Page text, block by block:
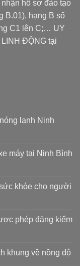
hồ sơ đào tạo
B.01), hạng B số
C1 lên C;… UY
ĐỘNG tại
lạnh Ninh
máy tại Ninh Bình
khỏe cho người
phép đăng kiểm
khung về nồng độ